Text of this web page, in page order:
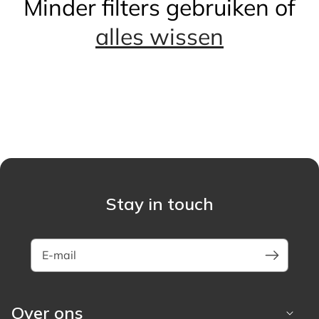
Minder filters gebruiken of
alles wissen
Stay in touch
E-mail
Over ons